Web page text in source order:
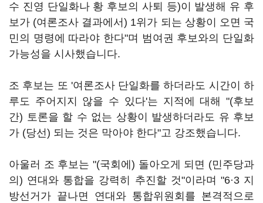
수 진영 단일화나 황 후보의 사퇴 등)이 발생해 유 후
보가 (여론조사 결과에서) 1위가 되는 상황이 오면 국
민의 명령에 따라야 한다"며 범여권 후보와의 단일화
가능성을 시사했습니다.
조 후보는 또 '여론조사 단일화를 하더라도 시간이 하
루도 주어지지 않을 수 있다'는 지적에 대해 "(후보
간) 토론을 할 수 없는 상황이 발생하더라도 유 후보
가 (당선) 되는 것은 막아야 한다"고 강조했습니다.
아울러 조 후보는 "(국회에) 돌아오게 되면 (민주당과
의) 연대와 통합을 강력히 추진할 것"이라며 "6·3 지
방선거가 끝나면 연대와 통합위원회를 본격적으로